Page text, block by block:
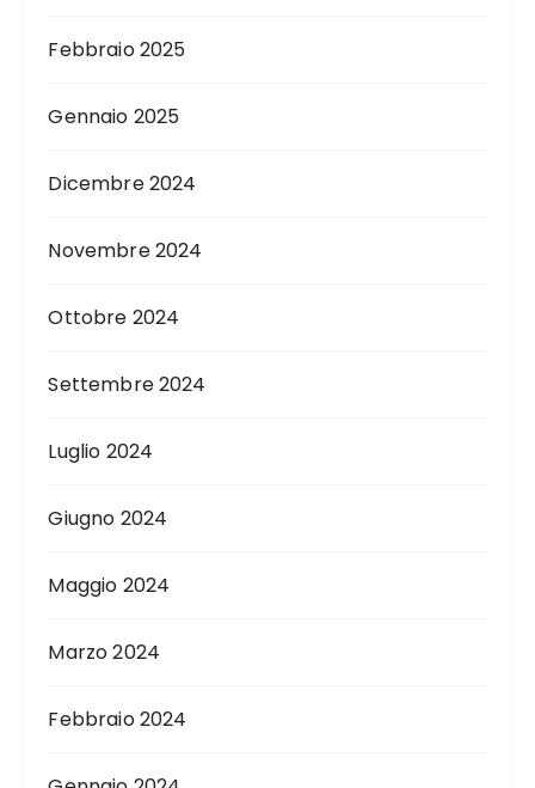
Febbraio 2025
Gennaio 2025
Dicembre 2024
Novembre 2024
Ottobre 2024
Settembre 2024
Luglio 2024
Giugno 2024
Maggio 2024
Marzo 2024
Febbraio 2024